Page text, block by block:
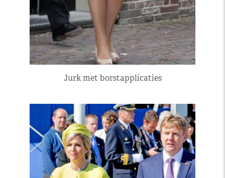
Jurk met borstapplicaties